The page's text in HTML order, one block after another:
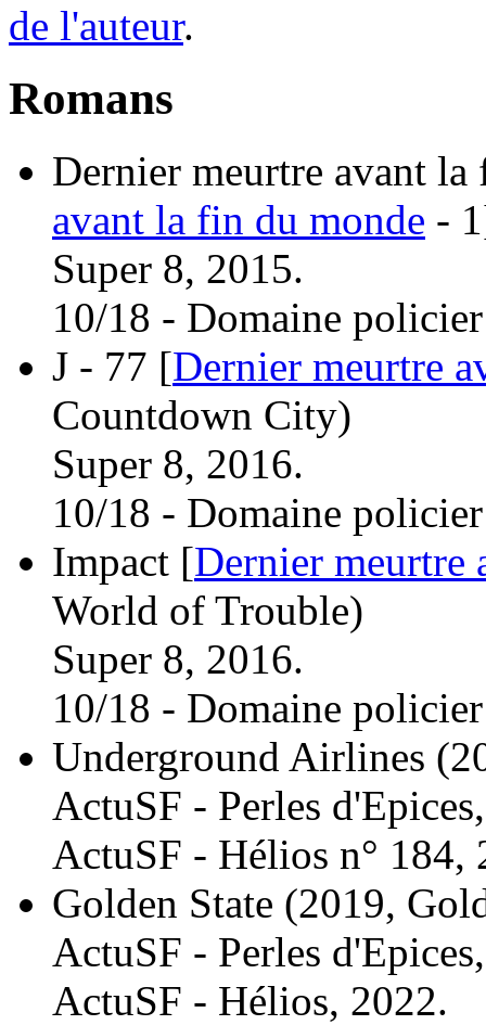
de l'auteur.
Romans
Dernier meurtre avant
avant la fin du monde -
Super 8, 2015.
10/18 - Domaine
J - 77 [Dernier meurtre
Countdown City)
Super 8, 2016.
10/18 - Domaine
Impact [Dernier meurtre
World of Trouble)
Super 8, 2016.
10/18 - Domaine
Underground Airlines
ActuSF - Perles
ActuSF - Hélios n° 184,
Golden State (2019,
ActuSF - Perles
ActuSF - Hélios, 2022.